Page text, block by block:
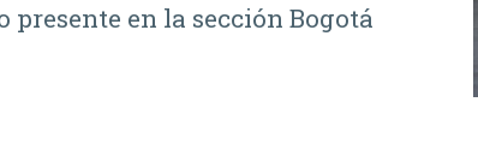
presente en la sección Bogotá